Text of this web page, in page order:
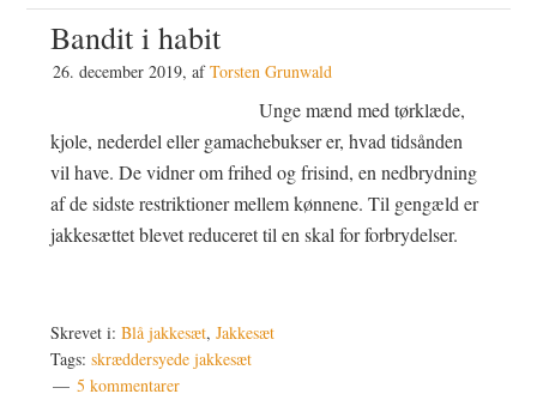
Bandit i habit
26. december 2019, afTorsten Grunwald
Unge mænd med tørklæde,
kjole, nederdel eller gamachebukser er, hvad tidsånden
vil have. De vidner om frihed og frisind, en nedbrydning
af de sidste restriktioner mellem kønnene. Til gengæld er
jakkesættet blevet reduceret til en skal for forbrydelser.
Skrevet i:Blå jakkesæt,Jakkesæt
Tags:skræddersyede jakkesæt
5 kommentarer